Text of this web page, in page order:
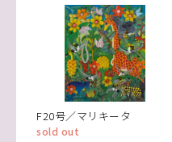
F20号／マリキータ
sold out